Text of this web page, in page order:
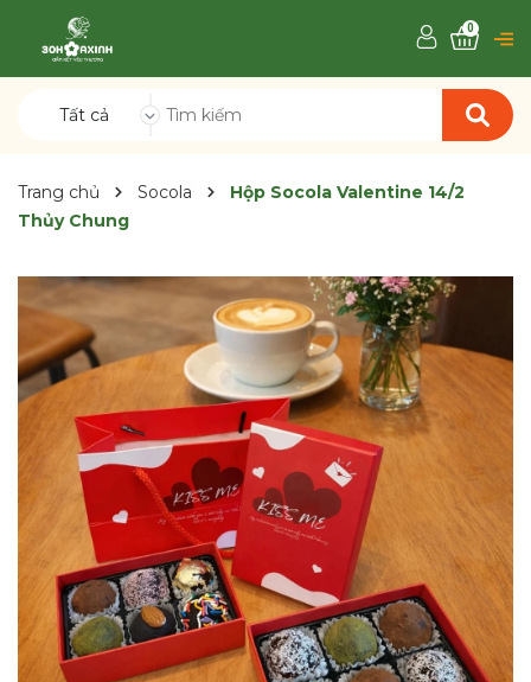
Tất cả
0
Trang chủ Socola
Hộp Socola Valentine 14/2
Thủy Chung